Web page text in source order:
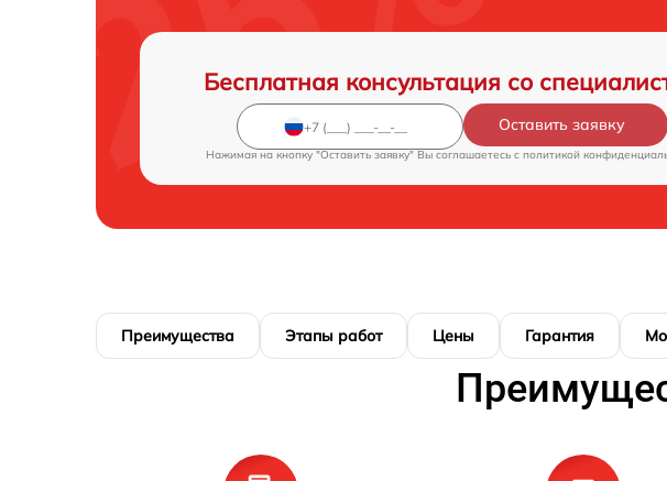
Бесплатная консультация со
Оставить заявку
Нажимая на кнопку "Оставить заявку" Вы соглашаетесь c политикой
Преимущества Этапы работ Цены Гарантия